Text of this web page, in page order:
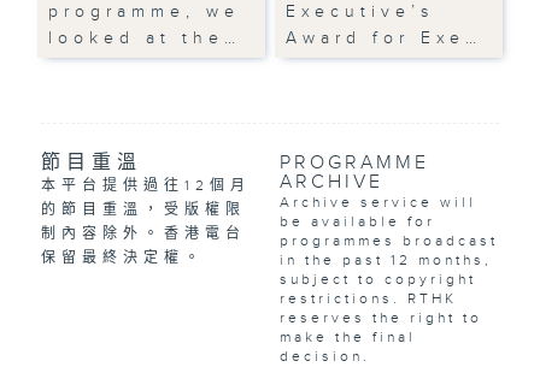
programme, we
looked at the…
Executive’s
Award for Exe…
節目重溫
本平台提供過往12個月
的節目重溫，受版權限
制內容除外。香港電台
保留最終決定權。
PROGRAMME
ARCHIVE
Archive service will
be available for
programmes broadcast
in the past 12 months,
subject to copyright
restrictions. RTHK
reserves the right to
make the final
decision.